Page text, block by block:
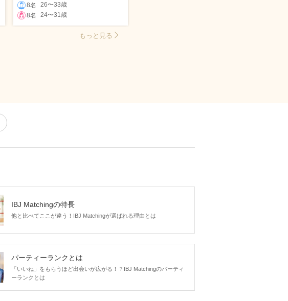
8名
26〜33歳
8名
24〜31歳
もっと見る
IBJ Matchingの特長
他と比べてここが違う！IBJ Matchingが選ばれる理由とは
パーティーランクとは
「いいね」をもらうほど出会いが広がる！？IBJ Matchingのパーティ
ーランクとは